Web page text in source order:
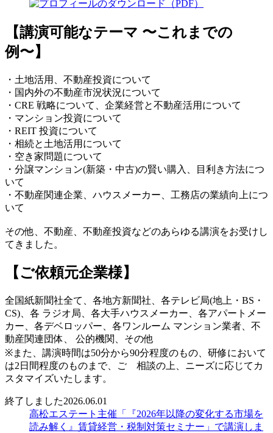
【講演可能なテーマ 〜これまでの
例〜】
・土地活用、不動産投資について
・国内外の不動産市況状況について
・CRE 戦略について、企業経営と不動産活用について
・マンション投資について
・REIT 投資について
・相続と土地活用について
・空き家問題について
・分譲マンション(新築・中古)の賢い購入、目利き方法につ
いて
・不動産関連企業、ハウスメーカー、工務店の業績向上につ
いて
その他、不動産、不動産投資などのあらゆる講演をお受けし
てきました。
【ご依頼元企業様】
全国紙新聞社全て、各地方新聞社、各テレビ局(地上・BS・
CS)、各 ラジオ局、各大手ハウスメーカー、各アパートメー
カー、各デベロッパー、各ワンルーム マンション業者、不
動産関連団体、 公的機関、その他
※また、講演時間は50分から90分程度のもの、研修において
は2日間程度のものまで、ご゙相談の上、ニーズに応じてカ
スタマイズいたします。
終了しました2026.06.01
高松エステート主催「『2026年以降の変化する市場を
読み解く』賃貸経営・税制対策セミナー」で講演しま